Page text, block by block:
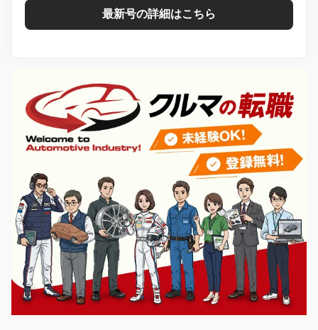
最新号の詳細はこちら